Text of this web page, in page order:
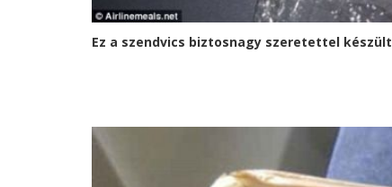
Ez a szendvics biztosnagy szeretettel készült